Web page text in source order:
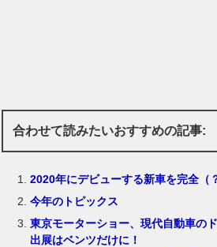
合わせて読みたいおすすめの記事:
2020年にデビューする新車を完全（
今年のトピックス
東京モーターショー、現代自動車の
出展はベンツだけに！